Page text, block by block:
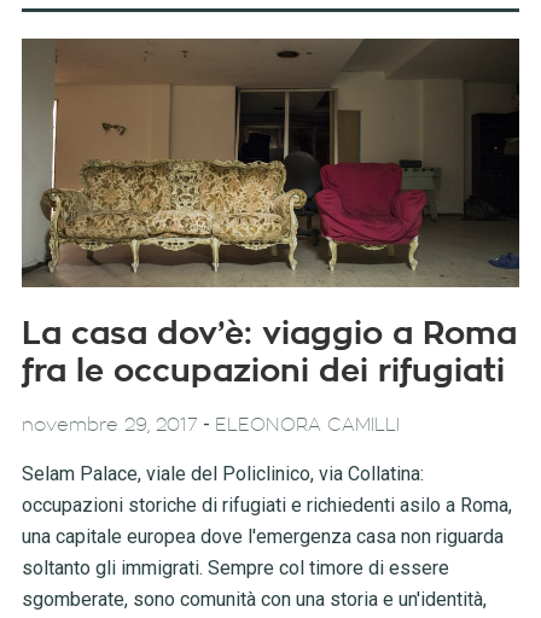
La casa dov’è: viaggio a Roma
fra le occupazioni dei rifugiati
novembre 29, 2017 - ELEONORA CAMILLI
Selam Palace, viale del Policlinico, via Collatina:
occupazioni storiche di rifugiati e richiedenti asilo a Roma,
una capitale europea dove l'emergenza casa non riguarda
soltanto gli immigrati. Sempre col timore di essere
sgomberate, sono comunità con una storia e un'identità,